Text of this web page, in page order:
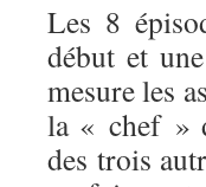
Les 8
début et
mesure les
la « chef »
des trois